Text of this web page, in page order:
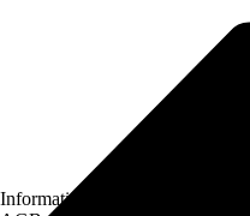
Informationen des Verkäufers,